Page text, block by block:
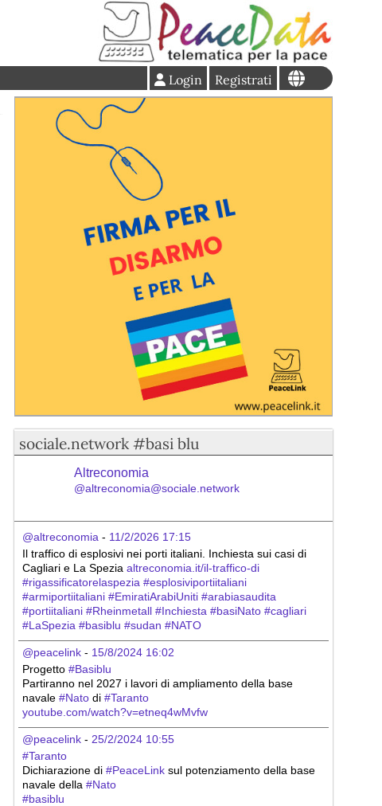
Registrati
Login
sociale.network #basi blu
Altreconomia
@altreconomia@sociale.network
@altreconomia - 11/2/2026 17:15
Il traffico di esplosivi nei porti italiani. Inchiesta sui casi di
Cagliari e La Spezia altreconomia.it/il-traffico-di
#rigassificatorelaspezia #esplosiviportiitaliani
#armiportiitaliani #EmiratiArabiUniti #arabiasaudita
#portiitaliani #Rheinmetall #Inchiesta #basiNato #cagliari
#LaSpezia #basiblu #sudan #NATO
@peacelink - 15/8/2024 16:02
Progetto #Basiblu
Partiranno nel 2027 i lavori di ampliamento della base
navale #Nato di #Taranto
youtube.com/watch?v=etneq4wMvfw
@peacelink - 25/2/2024 10:55
#Taranto
Dichiarazione di #PeaceLink sul potenziamento della base
navale della #Nato
#basiblu